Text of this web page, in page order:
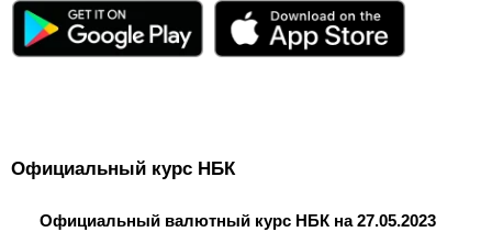
Официальный курс НБК
Официальный валютный курс НБК на 27.05.2023